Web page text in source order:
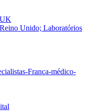
Unido; Laboratórios
França-médico-